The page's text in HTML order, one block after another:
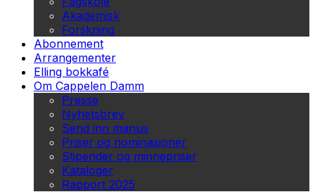
Akademisk
Forskning
Abonnement
Arrangementer
Elling bokkafé
Om Cappelen Damm
Presse
Nyhetsbrev
Send inn manus
Priser og nominasjoner
Stipender og minnepriser
Kataloger
Rapport 2025